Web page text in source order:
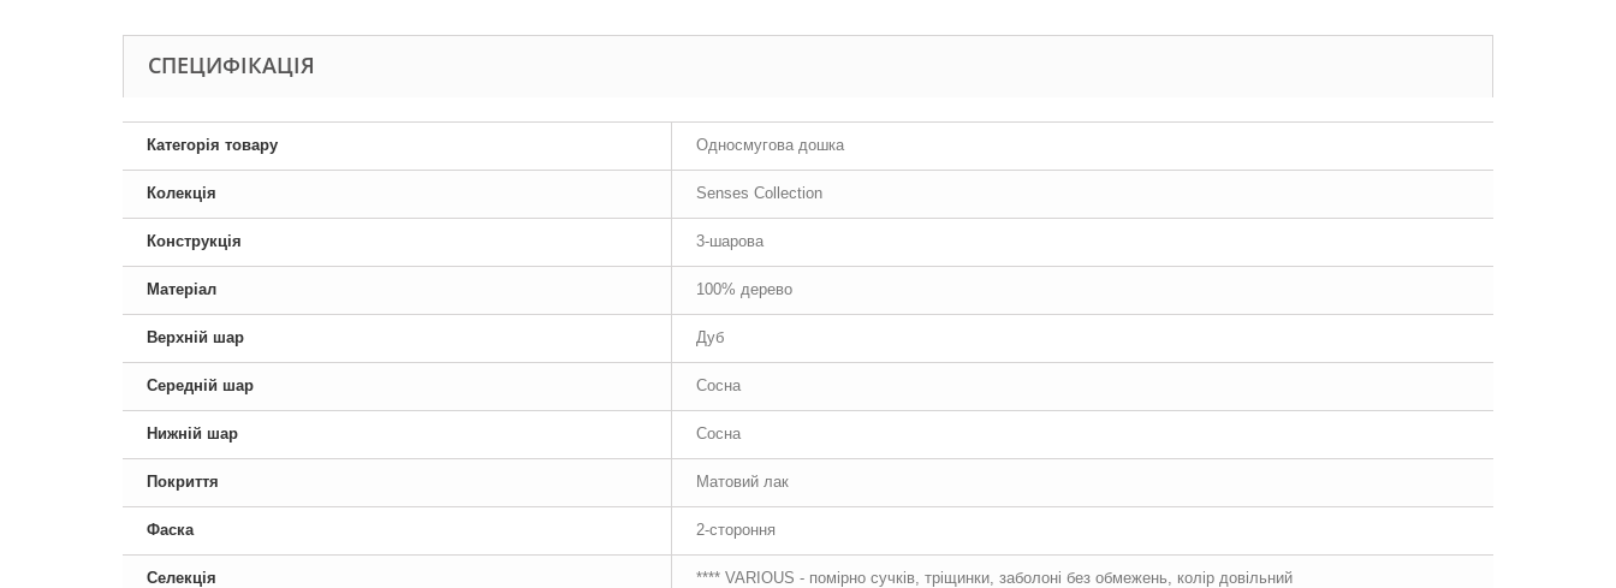
СПЕЦИФІКАЦІЯ
Категорія товару Односмугова дошка
Колекція Senses Collection
Конструкція 3-шарова
Матеріал 100% дерево
Верхній шар Дуб
Середній шар Сосна
Нижній шар Сосна
Покриття Матовий лак
Фаска 2-стороння
Селекція **** VARIOUS - помірно сучків, тріщинки, заболоні без обмежень, колір довільний